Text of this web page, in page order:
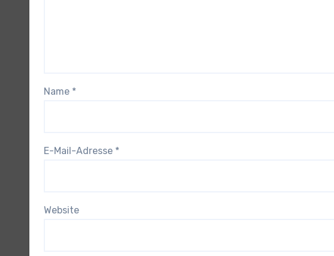
Name *
E-Mail-Adresse *
Website